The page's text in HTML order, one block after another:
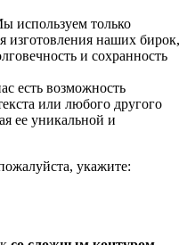
используем только
изготовления наших бирок,
и сохранность
есть возможность
или любого другого
ее уникальной и
укажите: